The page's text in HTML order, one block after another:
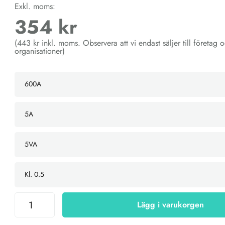
Exkl. moms:
354 kr
(443 kr inkl. moms. Observera att vi endast säljer till företag
organisationer)
Lägg i varukorgen